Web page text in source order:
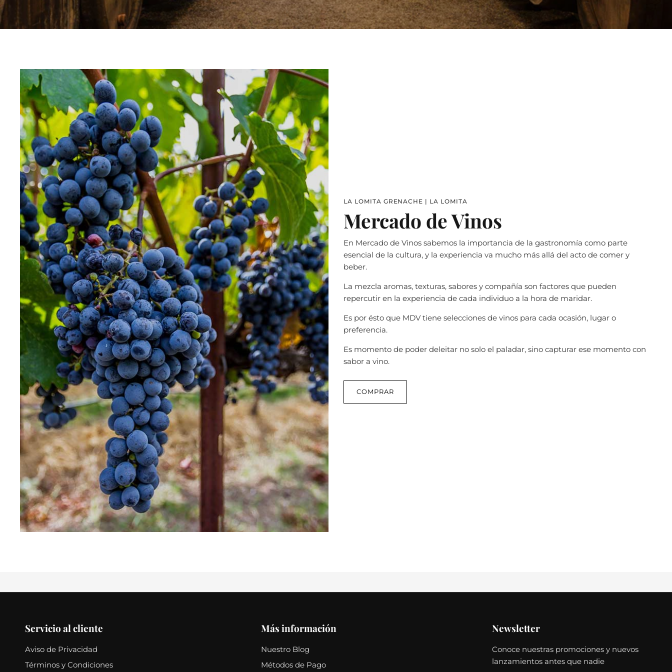
LA LOMITA GRENACHE | LA LOMITA
Mercado de Vinos
En Mercado de Vinos sabemos la importancia de la gastronomía como parte
esencial de la cultura, y la experiencia va mucho más allá del acto de comer y
beber.
La mezcla aromas, texturas, sabores y compañía son factores que pueden
repercutir en la experiencia de cada individuo a la hora de maridar.
Es por ésto que MDV tiene selecciones de vinos para cada ocasión, lugar o
preferencia.
Es momento de poder deleitar no solo el paladar, sino capturar ese momento con
sabor a vino.
COMPRAR
Servicio al cliente
Aviso de Privacidad
Términos y Condiciones
Más información
Nuestro Blog
Métodos de Pago
Newsletter
Conoce nuestras promociones y nuevos
lanzamientos antes que nadie